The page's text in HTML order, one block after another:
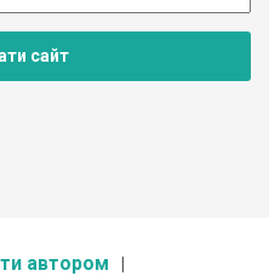
сайт
автором